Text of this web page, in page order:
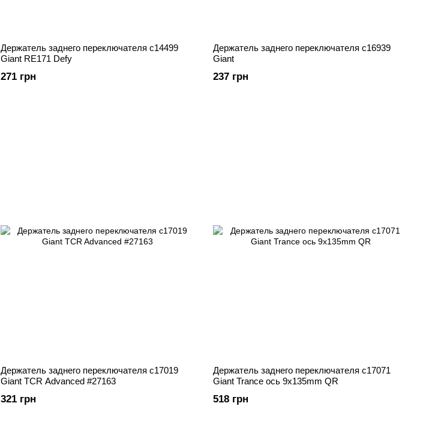
Держатель заднего переключателя c14499
Giant RE171 Defy
271 грн
Держатель заднего переключателя c16939
Giant
237 грн
Держатель заднего переключателя c17019
Giant TCR Advanced #27163
321 грн
Держатель заднего переключателя c17071
Giant Trance ось 9x135mm QR
518 грн